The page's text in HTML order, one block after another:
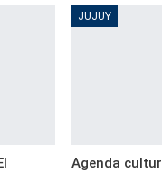
JUJUY
Agenda